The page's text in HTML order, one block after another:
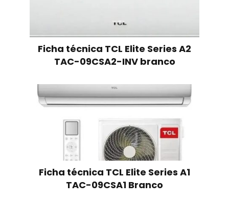
Ficha técnica TCL Elite Series A2
TAC-09CSA2-INV branco
Ficha técnica TCL Elite Series A1
TAC-09CSA1 Branco